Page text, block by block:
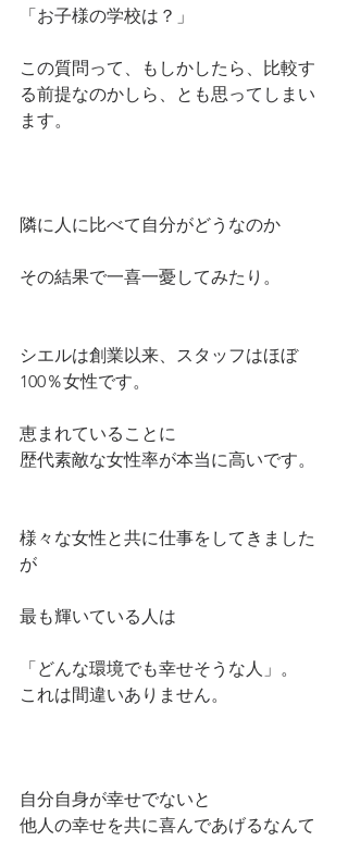
「お子様の学校は？」
この質問って、もしかしたら、比較す
る前提なのかしら、とも思ってしまい
ます。
隣に人に比べて自分がどうなのか
その結果で一喜一憂してみたり。
シエルは創業以来、スタッフはほぼ
100％女性です。
恵まれていることに
歴代素敵な女性率が本当に高いです。
様々な女性と共に仕事をしてきました
が
最も輝いている人は
「どんな環境でも幸せそうな人」。
これは間違いありません。
自分自身が幸せでないと
他人の幸せを共に喜んであげるなんて